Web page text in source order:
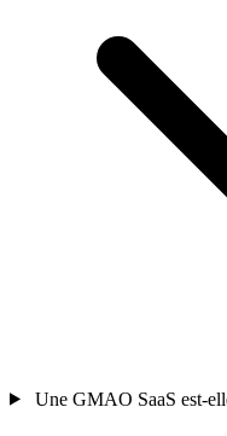
Une GMAO SaaS est-